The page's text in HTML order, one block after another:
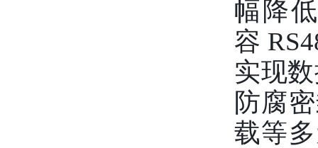
幅降
容
实现
防腐
载等